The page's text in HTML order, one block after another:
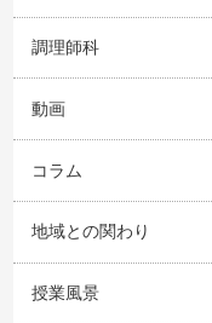
調理師科
動画
コラム
地域との関わり
授業風景